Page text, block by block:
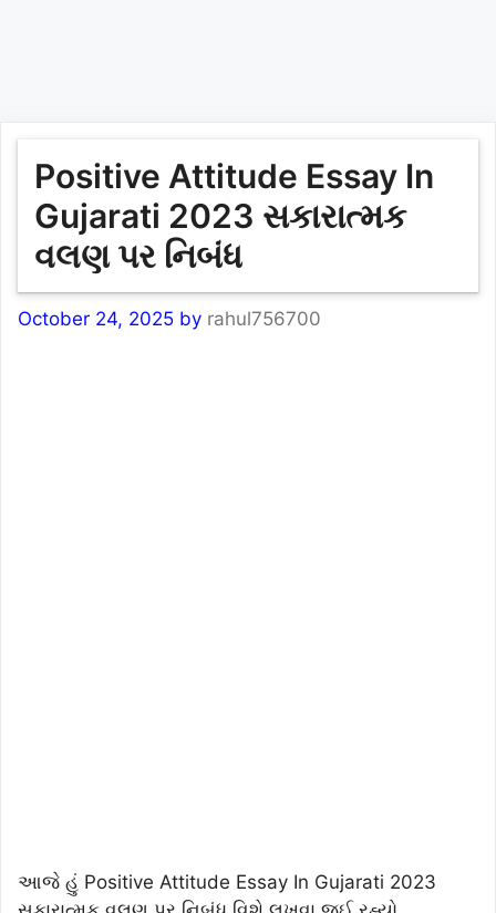
Positive Attitude Essay In
Gujarati 2023 સકારાત્મક
વલણ પર નિબંધ
October 24, 2025 by rahul756700
આજે હું Positive Attitude Essay In Gujarati 2023